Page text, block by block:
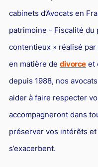
cabinets d’Avocats en
patrimoine - Fiscalité
contentieux » réalisé
en matière de divorceet
depuis 1988, nos
aider à faire respecter
accompagneront dans
préserver vos intérêts
s’exacerbent.